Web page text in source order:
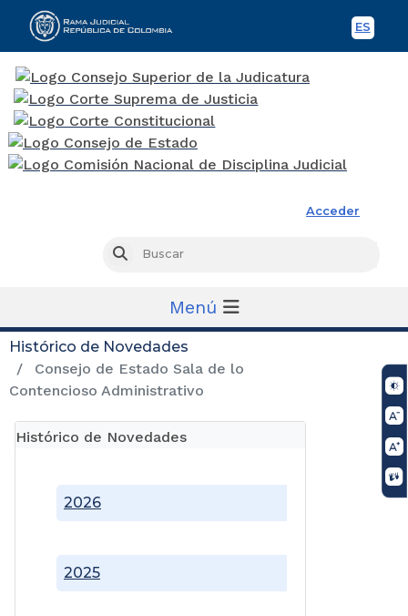
ES
Acceder
Buscar
Menú
Histórico de Novedades
Consejo de Estado Sala de lo
Contencioso Administrativo
Histórico de Novedades
2025
2026